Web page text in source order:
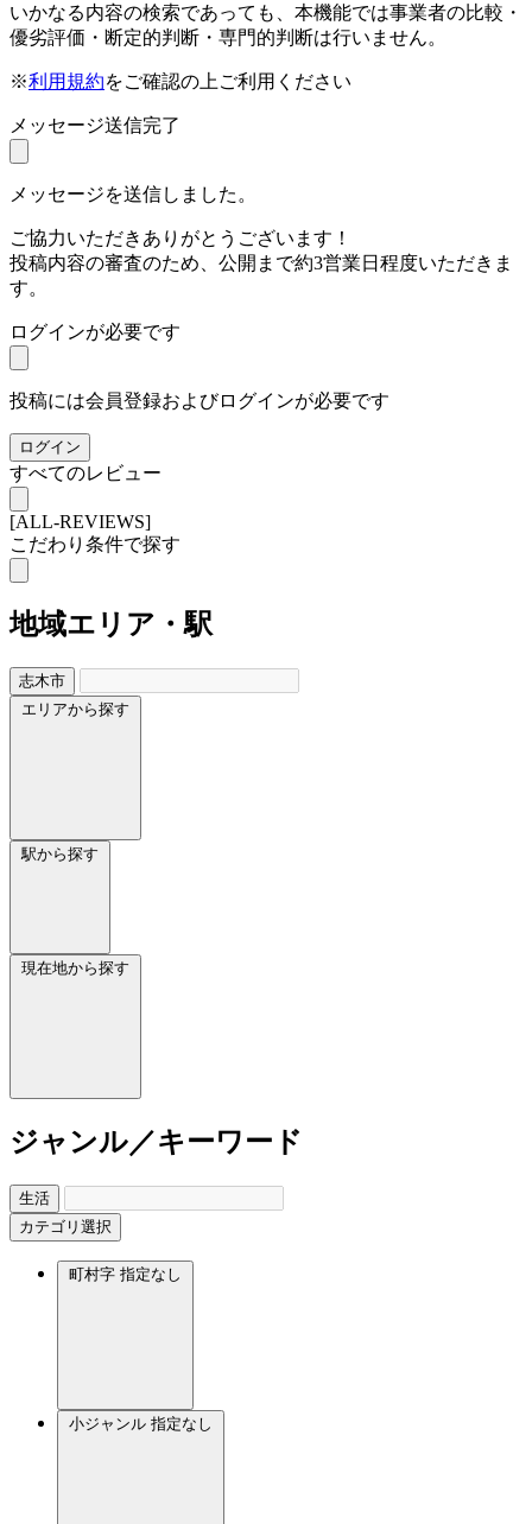
いかなる内容の検索であっても、本機能では事業者の比較・
優劣評価・断定的判断・専門的判断は行いません。
※利用規約をご確認の上ご利用ください
メッセージ送信完了
メッセージを送信しました。
ご協力いただきありがとうございます！
投稿内容の審査のため、公開まで約3営業日程度いただきま
す。
ログインが必要です
投稿には会員登録およびログインが必要です
ログイン
すべてのレビュー
[ALL-REVIEWS]
こだわり条件で探す
地域エリア・駅
志木市
エリアから探す
駅から探す
現在地から探す
ジャンル／キーワード
生活
カテゴリ選択
町村字 指定なし
小ジャンル 指定なし